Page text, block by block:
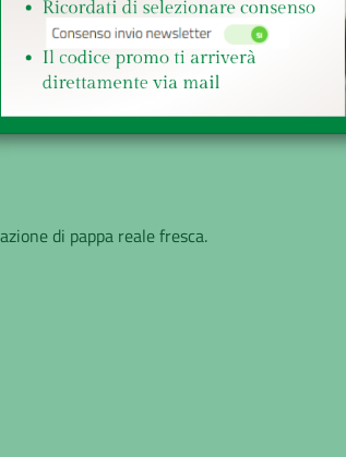
Richiesta informazioni
di pappa reale fresca.